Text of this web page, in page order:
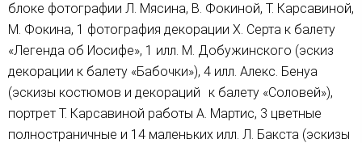
блоке фотографии Л. Мясина, В. Фокиной, Т. Карсавиной,
М. Фокина, 1 фотография декорации Х. Серта к балету
«Легенда об Иосифе», 1 илл. М. Добужинского (эскиз
декорации к балету «Бабочки»), 4 илл. Алекс. Бенуа
(эскизы костюмов и декораций к балету «Соловей»),
портрет Т. Карсавиной работы А. Мартис, 3 цветные
полностраничные и 14 маленьких илл. Л. Бакста (эскизы